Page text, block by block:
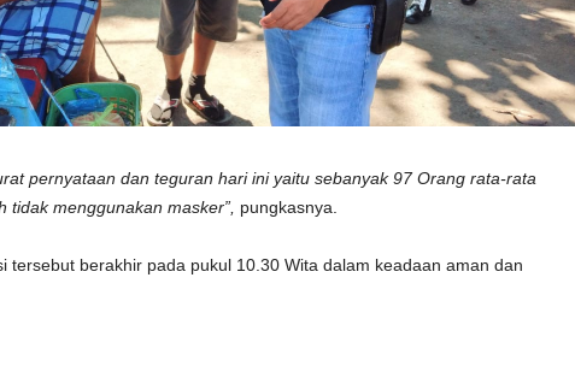
pernyataan dan teguran hari ini yaitu sebanyak 97 Orang rata-rata
tidak menggunakan masker”, pungkasnya.
tersebut berakhir pada pukul 10.30 Wita dalam keadaan aman dan